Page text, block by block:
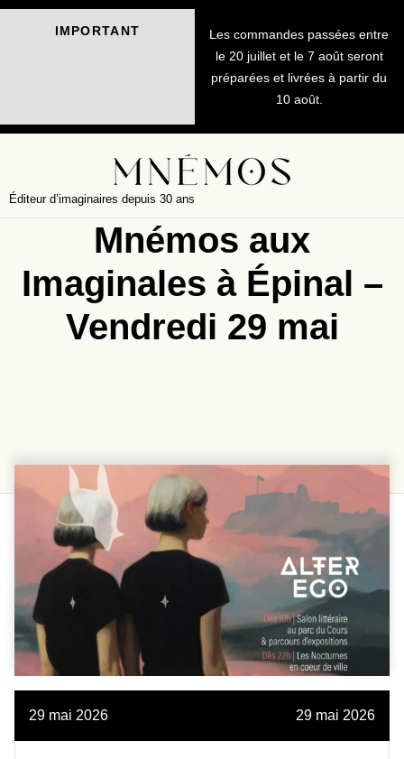
IMPORTANT
Les commandes passées entre
le 20 juillet et le 7 août seront
préparées et livrées à partir du
10 août.
Éditeur d’imaginaires depuis 30 ans
Mnémos aux
Imaginales à Épinal –
Vendredi 29 mai
29 mai 2026 29 mai 2026